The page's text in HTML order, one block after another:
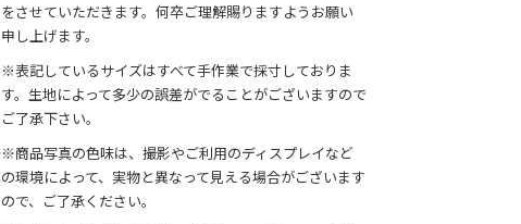
をさせていただきます。何卒ご理解賜りますようお願い
申し上げます。
※表記しているサイズはすべて手作業で採寸しておりま
す。生地によって多少の誤差がでることがございますので
ご了承下さい。
※商品写真の色味は、撮影やご利用のディスプレイなど
の環境によって、実物と異なって見える場合がございます
ので、ご了承ください。